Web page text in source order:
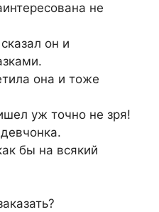
не
он и
она и тоже
уж точно не зря!
бы на всякий